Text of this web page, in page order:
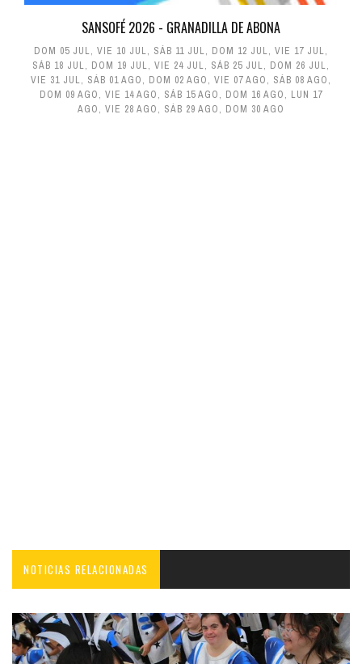
SANSOFÉ 2026 - GRANADILLA DE ABONA
DOM 05 JUL, VIE 10 JUL, SÁB 11 JUL, DOM 12 JUL, VIE 17 JUL,
SÁB 18 JUL, DOM 19 JUL, VIE 24 JUL, SÁB 25 JUL, DOM 26 JUL,
VIE 31 JUL, SÁB 01 AGO, DOM 02 AGO, VIE 07 AGO, SÁB 08 AGO,
DOM 09 AGO, VIE 14 AGO, SÁB 15 AGO, DOM 16 AGO, LUN 17
AGO, VIE 28 AGO, SÁB 29 AGO, DOM 30 AGO
NOTICIAS RELACIONADAS